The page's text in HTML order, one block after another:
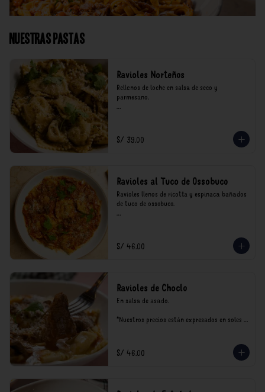
Nuestras Pastas
Ravioles Norteños
Rellenos de loche en salsa de seco y
parmesano.
consumo.
S/ 39.00
Ravioles al Tuco de Ossobuco
Ravioles llenos de ricotta y espinaca bañados
de tuco de ossobuco.
consumo.
S/ 46.00
Ravioles de Choclo
En salsa de asado.
*Nuestros precios están expresados en soles e
S/ 46.00